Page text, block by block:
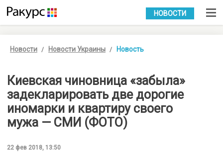
УКР РУС
НОВОСТИ
Новости Новости Украины Новость
Киевская чиновница «забыла»
задекларировать две дорогие
иномарки и квартиру своего
мужа — СМИ (ФОТО)
22 фев 2018, 13:50